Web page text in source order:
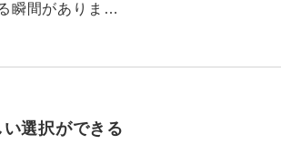
瞬間がありま…
選択ができる